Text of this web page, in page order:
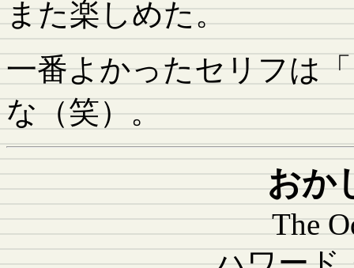
また楽しめた。
一番よかったセリフは
な（笑）。
おか
The